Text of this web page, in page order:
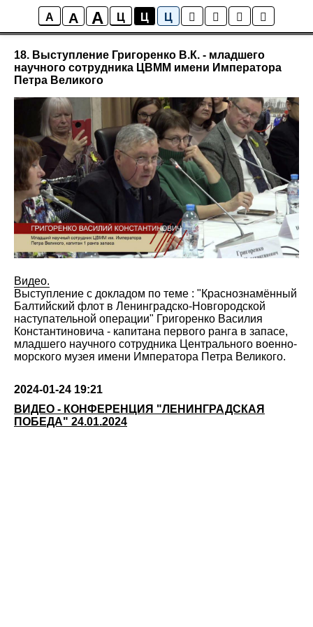
A A A Ц Ц Ц
Мультимедиа
18. Выступление Григоренко В.К. - младшего
научного сотрудника ЦВММ имени Императора
Петра Великого
Видео.
Выступление с докладом по теме : "Краснознамённый
Балтийский флот в Ленинградско-Новгородской
наступательной операции" Григоренко Василия
Константиновича - капитана первого ранга в запасе,
младшего научного сотрудника Центрального военно-
морского музея имени Императора Петра Великого.
2024-01-24 19:21
ВИДЕО - КОНФЕРЕНЦИЯ "ЛЕНИНГРАДСКАЯ
ПОБЕДА" 24.01.2024